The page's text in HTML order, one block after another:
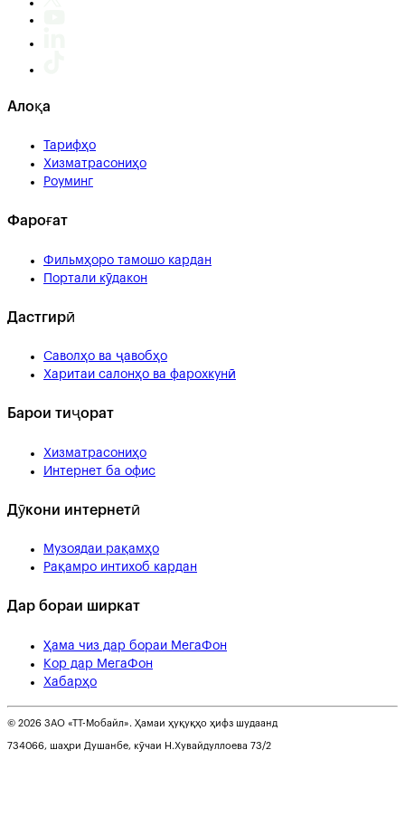
Алоқа
Тарифҳо
Хизматрасониҳо
Роуминг
Фароғат
Фильмҳоро тамошо кардан
Портали кӯдакон
Дастгирӣ
Саволҳо ва ҷавобҳо
Харитаи салонҳо ва фарохкунӣ
Барои тиҷорат
Хизматрасониҳо
Интернет ба офис
Дӯкони интернетӣ
Музоядаи рақамҳо
Рақамро интихоб кардан
Дар бораи ширкат
Ҳама чиз дар бораи МегаФон
Кор дар МегаФон
Хабарҳо
© 2026 ЗАО «ТТ-Мобайл». Ҳамаи ҳуқуқҳо ҳифз шудаанд
734066, шаҳри Душанбе, кӯчаи Н.Хувайдуллоева 73/2